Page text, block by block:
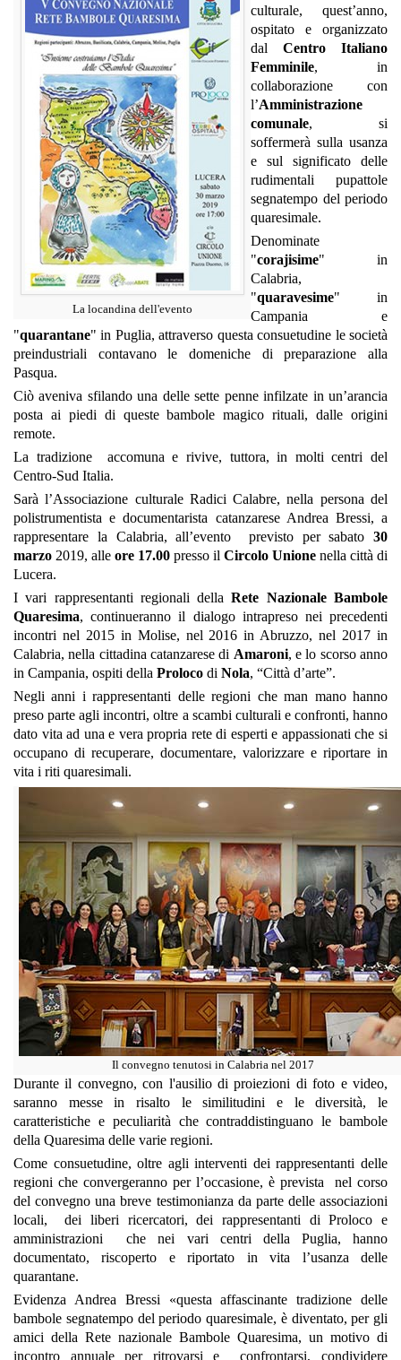
La locandina dell'evento
culturale, quest’anno,
ospitato e organizzato
dal Centro Italiano
Femminile, in
collaborazione con
l’Amministrazione
comunale, si
soffermerà sulla usanza
e sul significato delle
rudimentali pupattole
segnatempo del periodo
quaresimale.
Denominate
"corajisime" in
Calabria,
"quaravesime" in
Campania e
"quarantane" in Puglia, attraverso questa consuetudine le società
preindustriali contavano le domeniche di preparazione alla
Pasqua.
Ciò aveniva sfilando una delle sette penne infilzate in un’arancia
posta ai piedi di queste bambole magico rituali, dalle origini
remote.
La tradizione accomuna e rivive, tuttora, in molti centri del
Centro-Sud Italia.
Sarà l’Associazione culturale Radici Calabre, nella persona del
polistrumentista e documentarista catanzarese Andrea Bressi, a
rappresentare la Calabria, all’evento previsto per sabato 30
marzo 2019, alle ore 17.00 presso il Circolo Unione nella città di
Lucera.
I vari rappresentanti regionali dellaRete Nazionale Bambole
Quaresima, continueranno il dialogo intrapreso nei precedenti
incontri nel 2015 in Molise, nel 2016 in Abruzzo, nel 2017 in
Calabria, nella cittadina catanzarese di Amaroni, e lo scorso anno
in Campania, ospiti della Proloco di Nola, “Città d’arte”.
Negli anni i rappresentanti delle regioni che man mano hanno
preso parte agli incontri, oltre a scambi culturali e confronti, hanno
dato vita ad una e vera propria rete di esperti e appassionati che si
occupano di recuperare, documentare, valorizzare e riportare in
vita i riti quaresimali.
Il convegno tenutosi in Calabria nel 2017
Durante il convegno, con l'ausilio di proiezioni di foto e video,
saranno messe in risalto le similitudini e le diversità, le
caratteristiche e peculiarità che contraddistinguano le bambole
della Quaresima delle varie regioni.
Come consuetudine, oltre agli interventi dei rappresentanti delle
regioni che convergeranno per l’occasione, è prevista nel corso
del convegno una breve testimonianza da parte delle associazioni
locali, dei liberi ricercatori, dei rappresentanti di Proloco e
amministrazioni che nei vari centri della Puglia, hanno
documentato, riscoperto e riportato in vita l’usanza delle
quarantane.
Evidenza Andrea Bressi «questa affascinante tradizione delle
bambole segnatempo del periodo quaresimale, è diventato, per gli
amici della Rete nazionale Bambole Quaresima, un motivo di
incontro annuale per ritrovarsi e confrontarsi, condividere